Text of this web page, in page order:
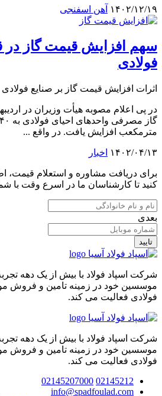
۱۴۰۲/۱۲/۱۹ آهن اسفنجی
سهم افزایش قیمت گاز
فولادی
اثرات افزایش قیمت گاز بر صنایع فولادی
در پی اعلام مصوبه هیأت وزیران در
مترمکعب افزایش یافت. در واقع ...
۱۴۰۲/۰۴/۱۳ اخبار
برای دریافت مشاوره و استعلام قیمت،
کنید تا کارشناسان ما در اسرع وقت با
بعدی
تایید
شرکت اسپاد فولاد با بیش از یک دهه
موسسین خود در زمینه تامین و فروش
فولادی فعالیت می کند.
شرکت اسپاد فولاد با بیش از یک دهه
موسسین خود در زمینه تامین و فروش
فولادی فعالیت می کند.
02145212
02145207000
info@spadfoulad.com